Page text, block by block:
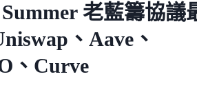
老藍籌協議
、Aave、
、Curve